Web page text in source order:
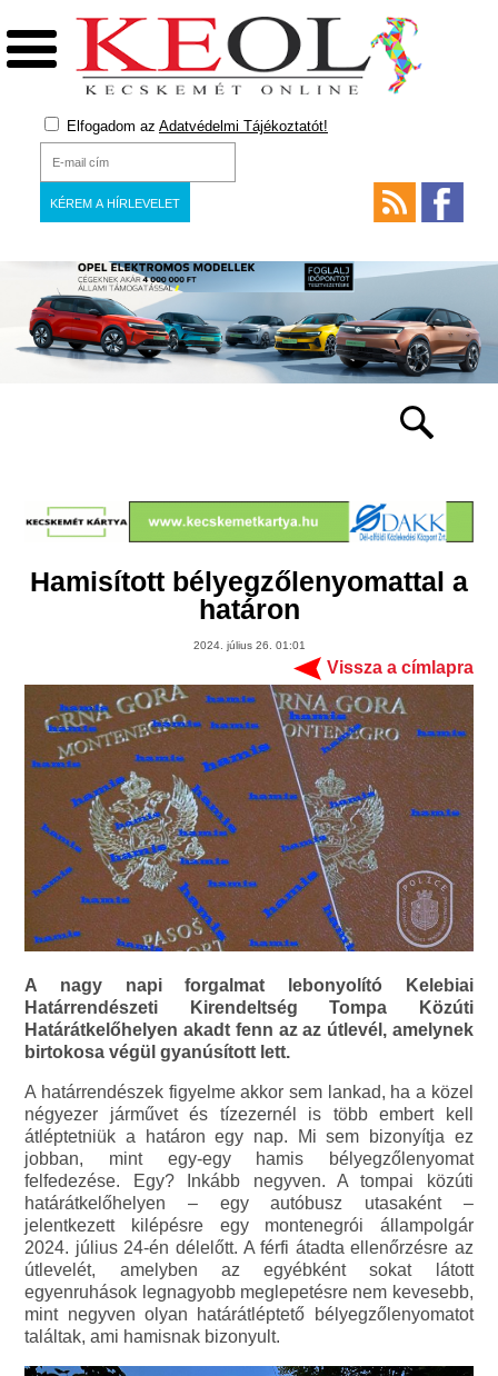
Elfogadom az Adatvédelmi Tájékoztatót!
Hamisított bélyegzőlenyomattal a
határon
2024. július 26. 01:01
Vissza a címlapra
A nagy napi forgalmat lebonyolító Kelebiai
Határrendészeti Kirendeltség Tompa Közúti
Határátkelőhelyen akadt fenn az az útlevél, amelynek
birtokosa végül gyanúsított lett.
A határrendészek figyelme akkor sem lankad, ha a közel
négyezer járművet és tízezernél is több embert kell
átléptetniük a határon egy nap. Mi sem bizonyítja ez
jobban, mint egy-egy hamis bélyegzőlenyomat
felfedezése. Egy? Inkább negyven. A tompai közúti
határátkelőhelyen – egy autóbusz utasaként –
jelentkezett kilépésre egy montenegrói állampolgár
2024. július 24-én délelőtt. A férfi átadta ellenőrzésre az
útlevelét, amelyben az egyébként sokat látott
egyenruhások legnagyobb meglepetésre nem kevesebb,
mint negyven olyan határátléptető bélyegzőlenyomatot
találtak, ami hamisnak bizonyult.